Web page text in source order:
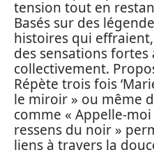
tension tout en
Basés sur des
histoires qui
des sensations fortes
collectivement.
Répète trois fois
le miroir » ou même
comme « Appelle-
ressens du noir »
liens à travers la